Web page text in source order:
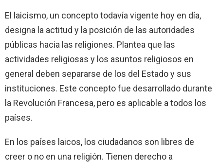
El laicismo, un concepto todavía vigente hoy en día,
designa la actitud y la posición de las autoridades
públicas hacia las religiones. Plantea que las
actividades religiosas y los asuntos religiosos en
general deben separarse de los del Estado y sus
instituciones. Este concepto fue desarrollado durante
la Revolución Francesa, pero es aplicable a todos los
países.
En los países laicos, los ciudadanos son libres de
creer o no en una religión. Tienen derecho a